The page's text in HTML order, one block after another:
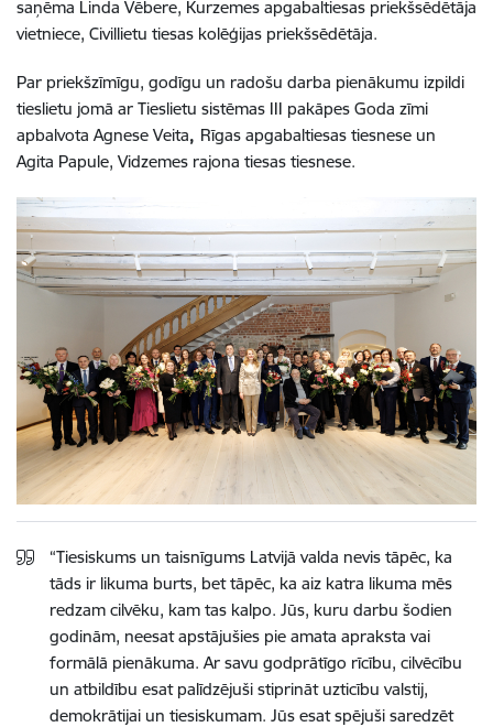
saņēma Linda Vēbere, Kurzemes apgabaltiesas priekšsēdētāja
vietniece, Civillietu tiesas kolēģijas priekšsēdētāja.
Par priekšzīmīgu, godīgu un radošu darba pienākumu izpildi
tieslietu jomā ar Tieslietu sistēmas III pakāpes Goda zīmi
apbalvota Agnese Veita, Rīgas apgabaltiesas tiesnese un
Agita Papule, Vidzemes rajona tiesas tiesnese.
“Tiesiskums un taisnīgums Latvijā valda nevis tāpēc, ka
tāds ir likuma burts, bet tāpēc, ka aiz katra likuma mēs
redzam cilvēku, kam tas kalpo. Jūs, kuru darbu šodien
godinām, neesat apstājušies pie amata apraksta vai
formālā pienākuma. Ar savu godprātīgo rīcību, cilvēcību
un atbildību esat palīdzējuši stiprināt uzticību valstij,
demokrātijai un tiesiskumam. Jūs esat spējuši saredzēt